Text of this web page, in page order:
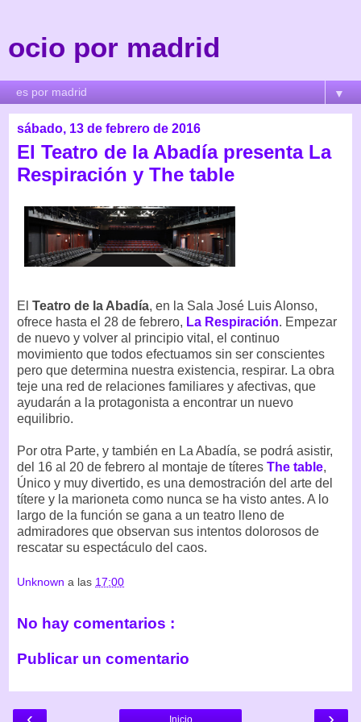
ocio por madrid
▼
sábado, 13 de febrero de 2016
El Teatro de la Abadía presenta La
Respiración y The table
El Teatro de la Abadía, en la Sala José Luis Alonso,
ofrece hasta el 28 de febrero, La Respiración. Empezar
de nuevo y volver al principio vital, el continuo
movimiento que todos efectuamos sin ser conscientes
pero que determina nuestra existencia, respirar. La obra
teje una red de relaciones familiares y afectivas, que
ayudarán a la protagonista a encontrar un nuevo
equilibrio.
Por otra Parte, y también en La Abadía, se podrá asistir,
del 16 al 20 de febrero al montaje de títeres The table,
Único y muy divertido, es una demostración del arte del
títere y la marioneta como nunca se ha visto antes. A lo
largo de la función se gana a un teatro lleno de
admiradores que observan sus intentos dolorosos de
rescatar su espectáculo del caos.
Unknown a las 17:00
No hay comentarios :
Publicar un comentario